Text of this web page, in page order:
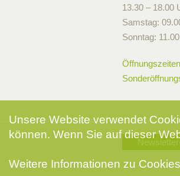
13.30 – 18.00
Samstag:
Sonntag:
Unsere Website verwendet
können. Wenn Sie auf dieser
Weitere Informationen zu